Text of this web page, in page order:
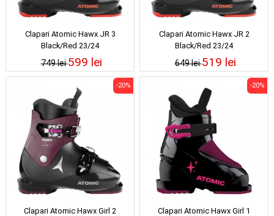
Clapari Atomic Hawx JR 3
Black/Red 23/24
749 lei599 lei
Clapari Atomic Hawx JR 2
Black/Red 23/24
649 lei519 lei
Clapari Atomic Hawx Girl 2
-20%
Clapari Atomic Hawx Girl 1
-20%